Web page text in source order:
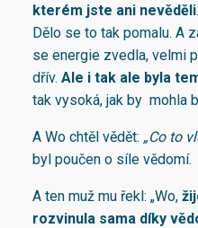
kterém jste ani nevěděli
Dělo se to tak pomalu. A
se energie zvedla, velmi
dřív. Ale i tak ale byla
tak vysoká, jak by mohla
A Wo chtěl vědět: „Co to
byl poučen o síle vědomí.
A ten muž mu řekl: „Wo,
rozvinula sama díky